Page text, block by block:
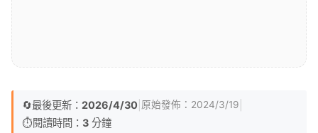
🔄最後更新： 2026/4/30 原始發佈： 2024/3/19
⏱️閱讀時間： 3 分鐘